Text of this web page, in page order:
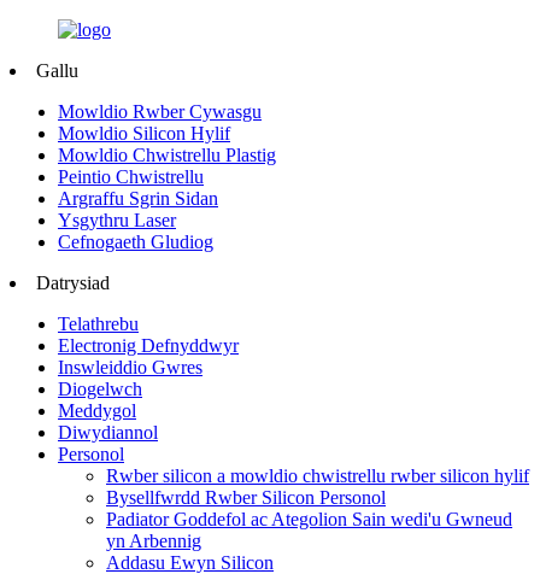
Gallu
Mowldio Rwber Cywasgu
Mowldio Silicon Hylif
Mowldio Chwistrellu Plastig
Peintio Chwistrellu
Argraffu Sgrin Sidan
Ysgythru Laser
Cefnogaeth Gludiog
Datrysiad
Telathrebu
Electronig Defnyddwyr
Inswleiddio Gwres
Diogelwch
Meddygol
Diwydiannol
Personol
Rwber silicon a mowldio chwistrellu rwber silicon hylif
Bysellfwrdd Rwber Silicon Personol
Padiator Goddefol ac Ategolion Sain wedi'u Gwneud
yn Arbennig
Addasu Ewyn Silicon